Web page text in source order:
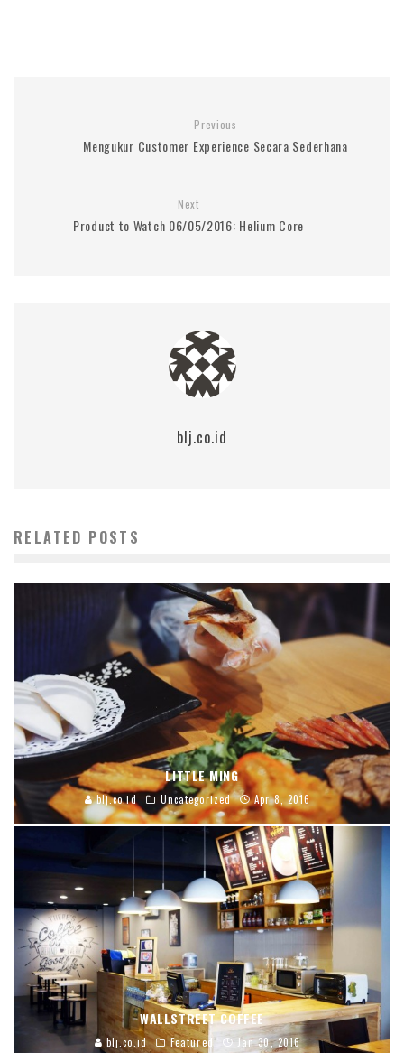
Previous
Mengukur Customer Experience Secara Sederhana
Next
Product to Watch 06/05/2016: Helium Core
blj.co.id
RELATED POSTS
LITTLE MING
blj.co.id Uncategorized Apr 8, 2016
WALLSTREET COFFEE
blj.co.id Featured Jan 30, 2016